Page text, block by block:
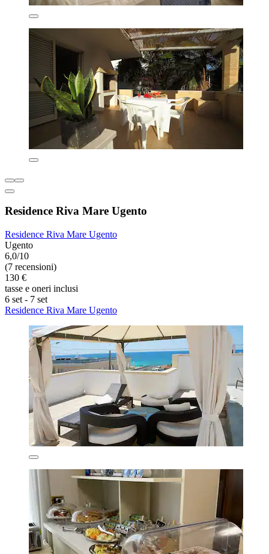
Residence Riva Mare Ugento
Residence Riva Mare Ugento
Ugento
6,0/10
(7 recensioni)
130 €
tasse e oneri inclusi
6 set - 7 set
Residence Riva Mare Ugento